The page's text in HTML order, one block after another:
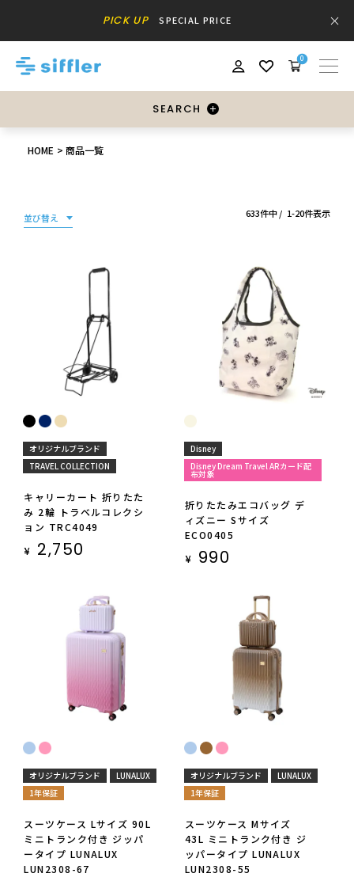
PICK UP SPECIAL PRICE
0
SEARCH
HOME 商品一覧
並び替え 633件中 1-20件表示
オリジナルブランド
TRAVEL COLLECTION
キャリーカート 折りたた
み 2輪 トラベルコレクシ
ョン TRC4049
¥ 2,750
Disney
Disney Dream Travel ARカード配
布対象
折りたたみエコバッグ デ
ィズニー Sサイズ
ECO0405
¥ 990
オリジナルブランド
LUNALUX
1年保証
スーツケース Lサイズ 90L
ミニトランク付き ジッパ
ータイプ LUNALUX
LUN2308-67
オリジナルブランド
LUNALUX
1年保証
スーツケース Mサイズ
43L ミニトランク付き ジ
ッパータイプ LUNALUX
LUN2308-55